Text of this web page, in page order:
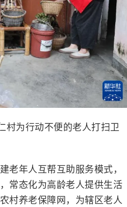
村为行动不便的老人打扫卫
老年人互帮互助服务模式，
常态化为高龄老人提供生活
村养老保障网，为辖区老人